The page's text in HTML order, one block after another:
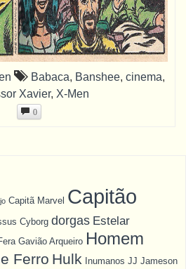
Babaca, Banshee, cinema,
Xavier, X-Men
0
Capitã Marvel Capitão
Cyborg dorgas Estelar
Gavião Arqueiro Homem
Ferro Hulk Inumanos JJ Jameson